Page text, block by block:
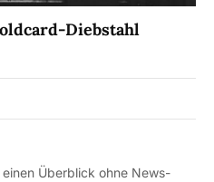
Diebstahl
Überblick ohne News-